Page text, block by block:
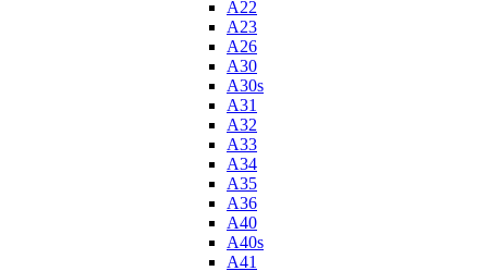
A22
A23
A26
A30
A30s
A31
A32
A33
A34
A35
A36
A40
A40s
A41